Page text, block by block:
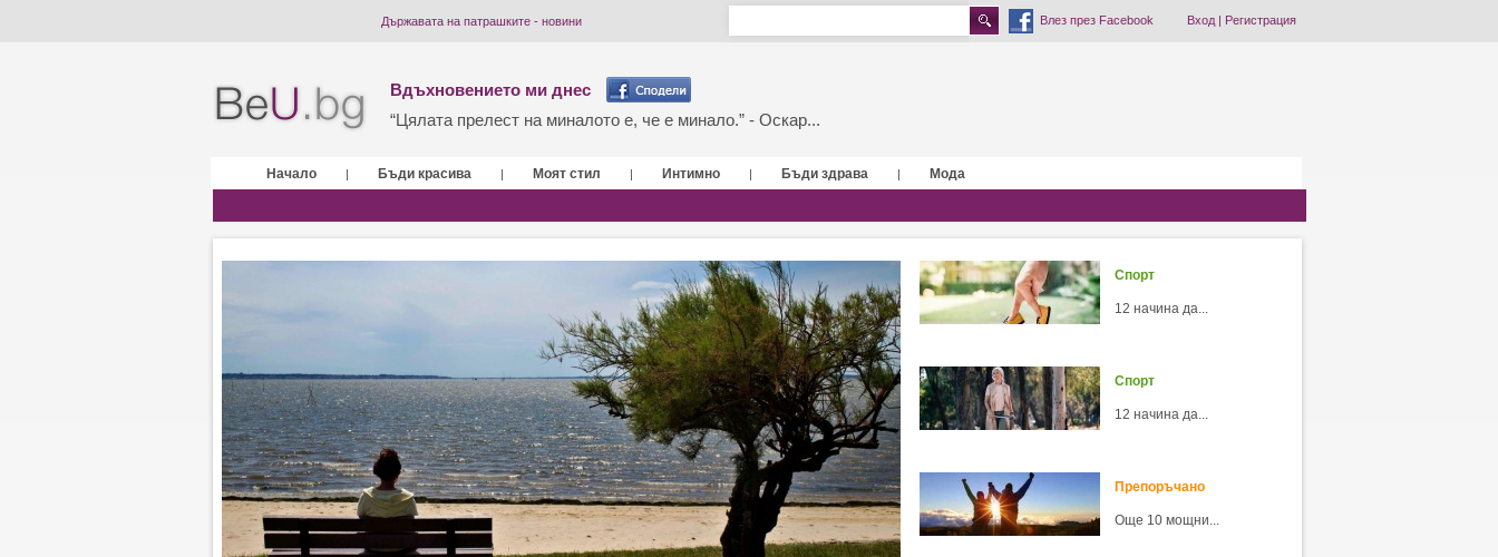
Държавата на патрашките - новини Влез през Facebook Вход| Регистрация
Вдъхновението ми днес
“Цялата прелест на миналото е, че е минало.” - Оскар...
Начало | Бъди красива | Моят стил | Интимно | Бъди здрава | Мода
Спорт
12 начина да...
Спорт
12 начина да...
Препоръчано
Още 10 мощни...